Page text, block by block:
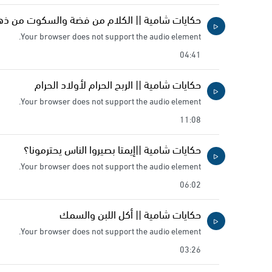
حكايات شامية || الكلام من فضة والسكوت من
Your browser does not support the audio element.
04:41
حكايات شامية || الربح الحرام لأولاد الحرام
Your browser does not support the audio element.
11:08
حكايات شامية ||إيمتا بصيروا الناس يحترمونا؟
Your browser does not support the audio element.
06:02
حكايات شامية || أكل اللبن والسمك
Your browser does not support the audio element.
03:26